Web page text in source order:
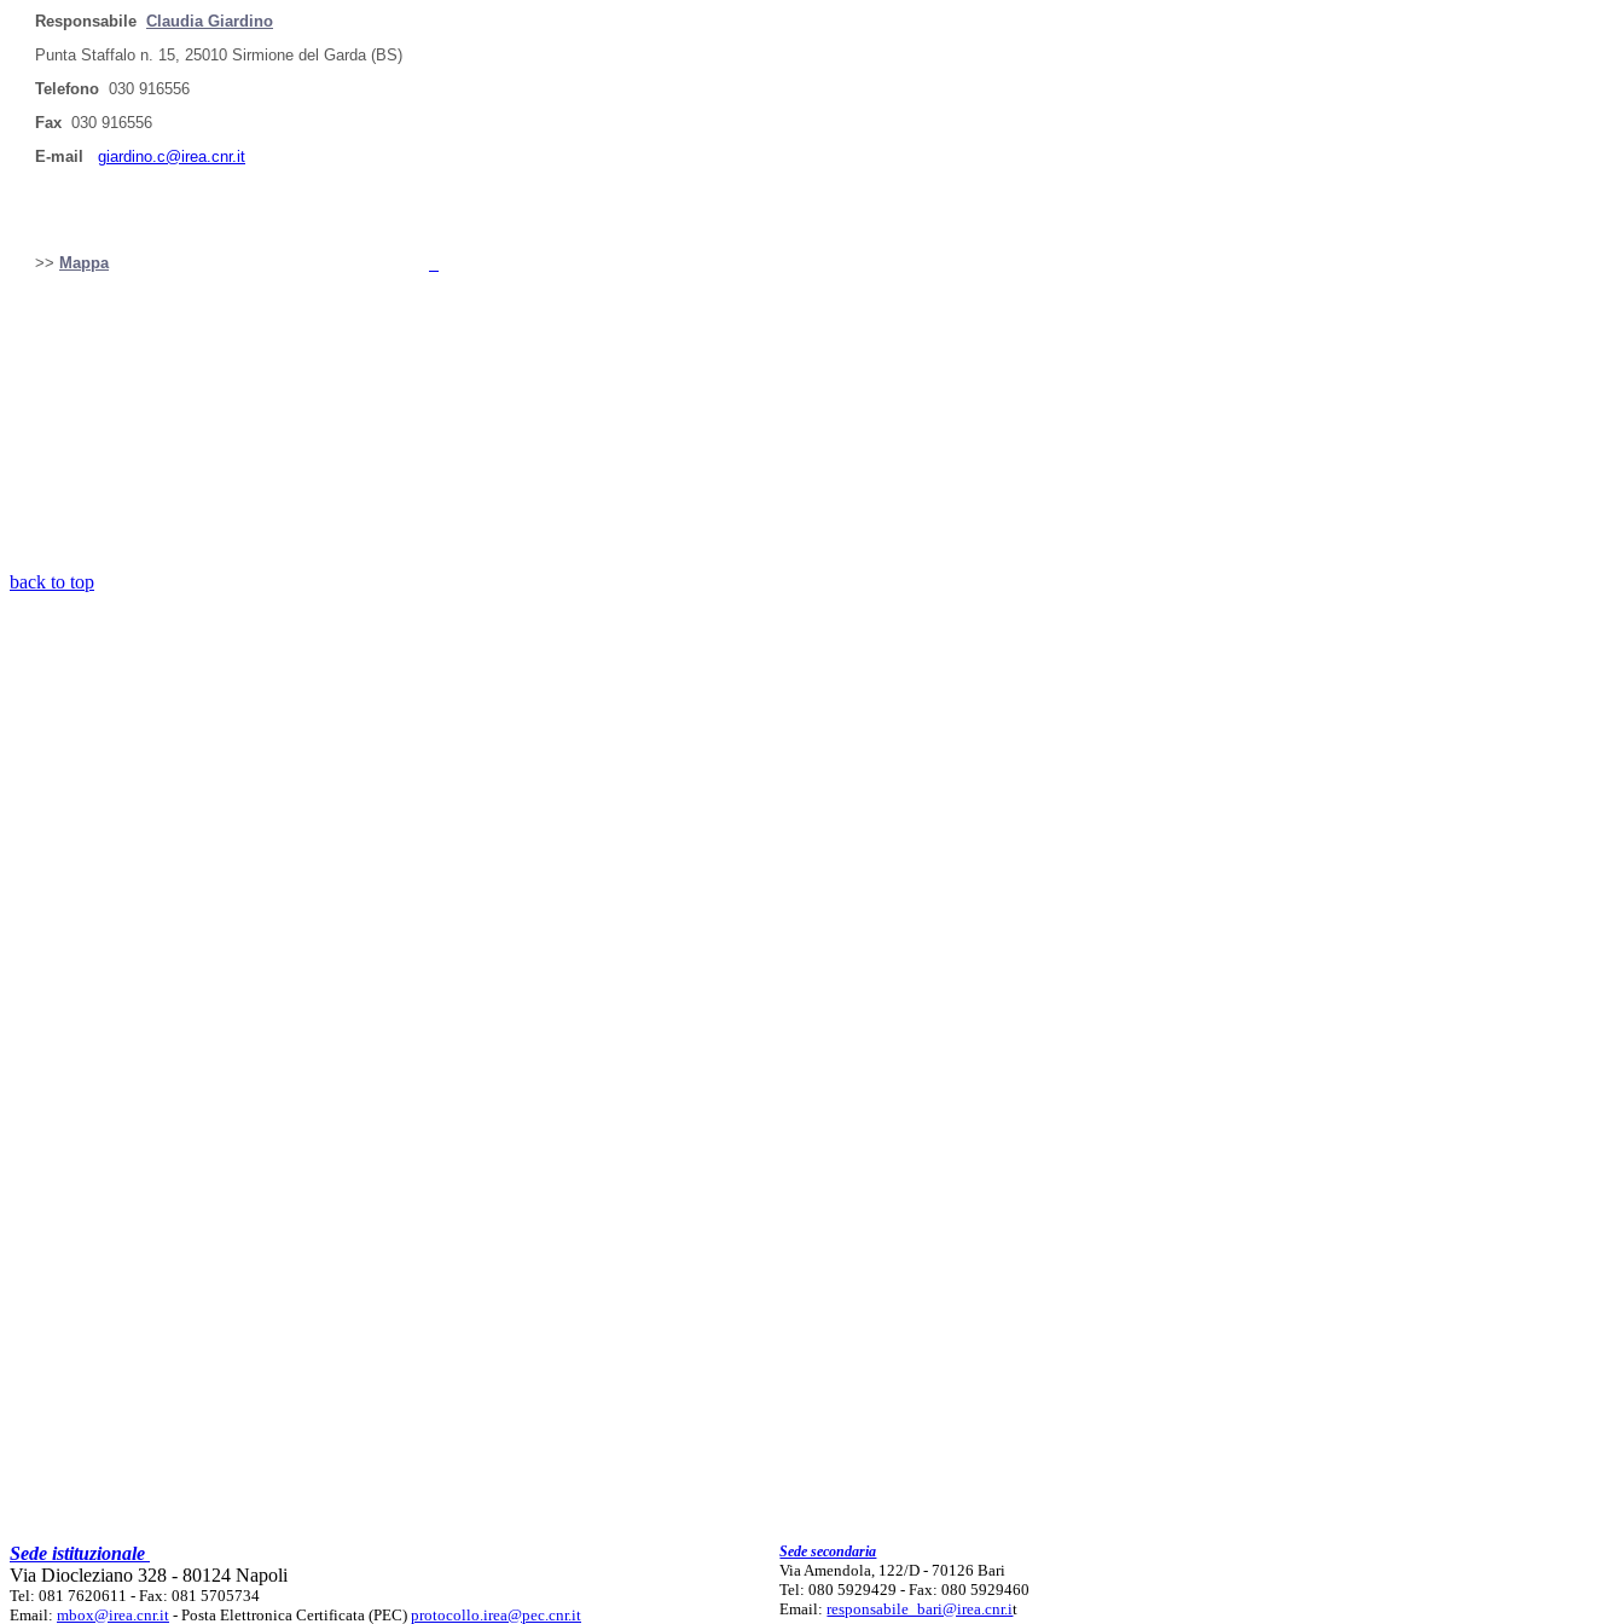
Responsabile Claudia Giardino
Punta Staffalo n. 15, 25010 Sirmione del Garda (BS)
Telefono 030 916556
Fax 030 916556
E-mail
giardino.c@irea.cnr.it
>> Mappa
back to top
Sede istituzionale
Via Diocleziano 328 - 80124 Napoli
Tel: 081 7620611 - Fax: 081 5705734
Email: mbox@irea.cnr.it - Posta Elettronica Certificata (PEC) protocollo.irea@pec.cnr.it
Sede secondaria
Via Amendola, 122/D - 70126 Bari
Tel: 080 5929429 - Fax: 080 5929460
Email:responsabile_bari@irea.cnr.it